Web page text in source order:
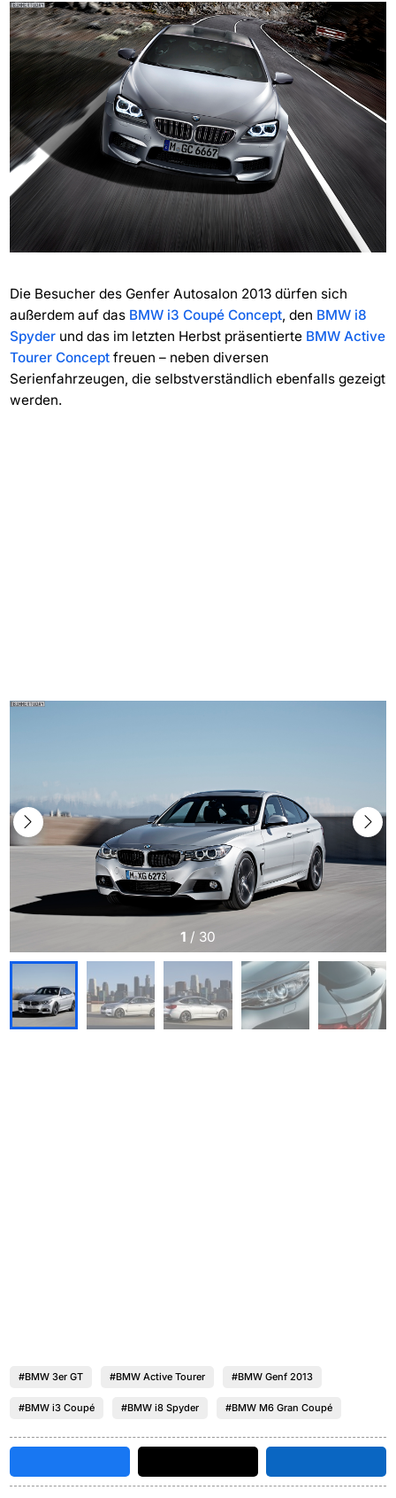
Die Besucher des Genfer Autosalon 2013 dürfen sich
außerdem auf das BMW i3 Coupé Concept, den BMW i8
Spyderund das im letzten Herbst präsentierte BMW Active
Tourer Conceptfreuen – neben diversen
Serienfahrzeugen, die selbstverständlich ebenfalls gezeigt
werden.
1 / 30
#BMW 3er GT #BMW Active Tourer #BMW Genf 2013
#BMW i3 Coupé #BMW i8 Spyder #BMW M6 Gran Coupé